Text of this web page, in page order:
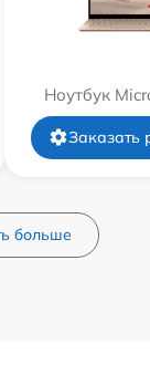
Ноутбук
Заказать
больше